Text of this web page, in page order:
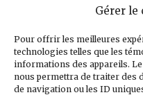
Gérer le
Pour offrir les meilleures
technologies telles que les
informations des appareils.
nous permettra de traiter des
de navigation ou les ID
notre